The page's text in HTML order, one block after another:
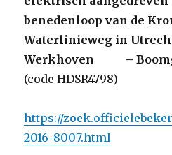
benedenloop van de
Waterlinieweg in
Werkhoven –
(code HDSR4798)
https://
2016-8007.html